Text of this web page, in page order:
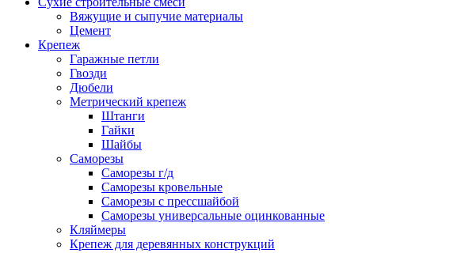
Вяжущие и сыпучие материалы
Цемент
Крепеж
Гаражные петли
Гвозди
Дюбели
Метрический крепеж
Штанги
Гайки
Шайбы
Саморезы
Саморезы г/д
Саморезы кровельные
Саморезы с прессшайбой
Саморезы универсальные оцинкованные
Кляймеры
Крепеж для деревянных конструкций